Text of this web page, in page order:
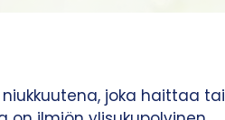
joka haittaa tai